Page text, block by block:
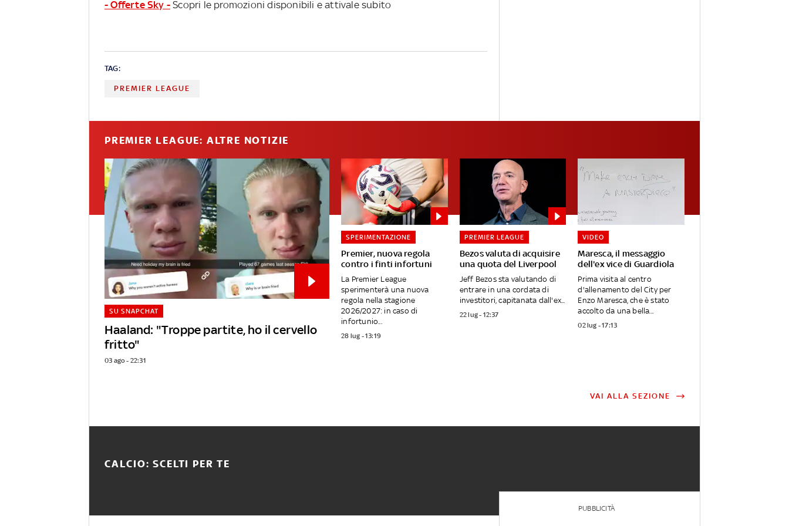
- Offerte Sky - Scopri le promozioni disponibili e attivale subito
TAG:
PREMIER LEAGUE
PREMIER LEAGUE: ALTRE NOTIZIE
Haaland: "Troppe partite, ho il cervello
fritto"
SU SNAPCHAT
03 ago - 22:31
Premier, nuova regola
contro i finti infortuni
SPERIMENTAZIONE
La Premier League
sperimenterà una nuova
regola nella stagione
2026/2027: in caso di
infortunio...
28 lug - 13:19
Bezos valuta di acquisire
una quota del Liverpool
PREMIER LEAGUE
Jeff Bezos sta valutando di
entrare in una cordata di
investitori, capitanata dall'ex...
22 lug - 12:37
Maresca, il messaggio
dell'ex vice di Guardiola
VIDEO
Prima visita al centro
d'allenamento del City per
Enzo Maresca, che è stato
accolto da una bella...
02 lug - 17:13
VAI ALLA SEZIONE
CALCIO: SCELTI PER TE
PUBBLICITÀ